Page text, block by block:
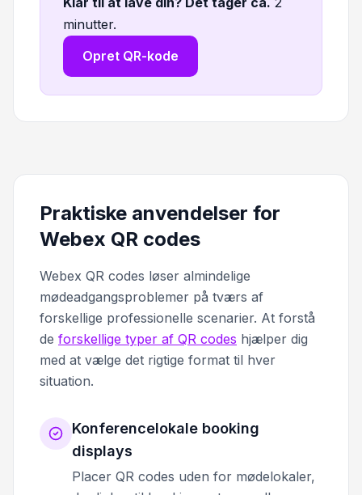
minutter.
Opret QR-kode
Praktiske anvendelser for
Webex QR codes
Webex QR codes løser almindelige
mødeadgangsproblemer på tværs af
forskellige professionelle scenarier. At forstå
de forskellige typer af QR codes hjælper dig
med at vælge det rigtige format til hver
situation.
Konferencelokale booking
displays
Placer QR codes uden for mødelokaler,